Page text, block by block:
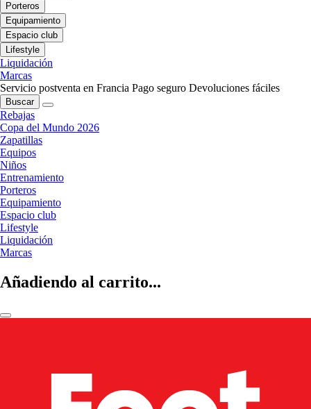
Porteros
Equipamiento
Espacio club
Lifestyle
Liquidación
Marcas
Servicio postventa en Francia Pago seguro Devoluciones fáciles
Buscar
Rebajas
Copa del Mundo 2026
Zapatillas
Equipos
Niños
Entrenamiento
Porteros
Equipamiento
Espacio club
Lifestyle
Liquidación
Marcas
Añadiendo al carrito...